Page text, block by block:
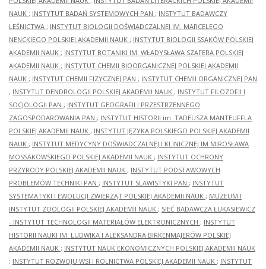
NAUK ; INSTYTUT BADAŃ SYSTEMOWYCH PAN ; INSTYTUT BADAWCZY
LEŚNICTWA ; INSTYTUT BIOLOGII DOŚWIADCZALNEJ IM. MARCELEGO
NENCKIEGO POLSKIEJ AKADEMII NAUK ; INSTYTUT BIOLOGII SSAKÓW POLSKIEJ
AKADEMII NAUK ; INSTYTUT BOTANIKI IM. WŁADYSŁAWA SZAFERA POLSKIEJ
AKADEMII NAUK ; INSTYTUT CHEMII BIOORGANICZNEJ POLSKIEJ AKADEMII
NAUK ; INSTYTUT CHEMII FIZYCZNEJ PAN ; INSTYTUT CHEMII ORGANICZNEJ PAN
; INSTYTUT DENDROLOGII POLSKIEJ AKADEMII NAUK ; INSTYTUT FILOZOFII I
SOCJOLOGII PAN ; INSTYTUT GEOGRAFII I PRZESTRZENNEGO
ZAGOSPODAROWANIA PAN ; INSTYTUT HISTORII im. TADEUSZA MANTEUFFLA
POLSKIEJ AKADEMII NAUK ; INSTYTUT JĘZYKA POLSKIEGO POLSKIEJ AKADEMII
NAUK ; INSTYTUT MEDYCYNY DOŚWIADCZALNEJ I KLINICZNEJ IM.MIROSŁAWA
MOSSAKOWSKIEGO POLSKIEJ AKADEMII NAUK ; INSTYTUT OCHRONY
PRZYRODY POLSKIEJ AKADEMII NAUK ; INSTYTUT PODSTAWOWYCH
PROBLEMÓW TECHNIKI PAN ; INSTYTUT SLAWISTYKI PAN ; INSTYTUT
SYSTEMATYKI I EWOLUCJI ZWIERZĄT POLSKIEJ AKADEMII NAUK ; MUZEUM I
INSTYTUT ZOOLOGII POLSKIEJ AKADEMII NAUK ; SIEĆ BADAWCZA ŁUKASIEWICZ
- INSTYTUT TECHNOLOGII MATERIAŁÓW ELEKTRONICZNYCH ; INSTYTUT
HISTORII NAUKI IM. LUDWIKA I ALEKSANDRA BIRKENMAJERÓW POLSKIEJ
AKADEMII NAUK ; INSTYTUT NAUK EKONOMICZNYCH POLSKIEJ AKADEMII NAUK
; INSTYTUT ROZWOJU WSI I ROLNICTWA POLSKIEJ AKADEMII NAUK ; INSTYTUT